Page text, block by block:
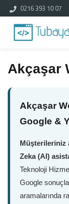
0216 393 10 07
Akçaşar
Akçaşar
Google &
Müşterileriniz
Zeka (AI)
Teknoloji
Google
aramalarında